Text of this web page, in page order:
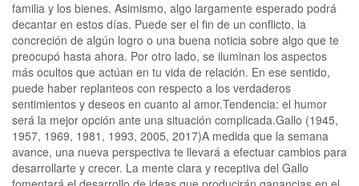
familia y los bienes. Asimismo, algo largamente esperado podrá
decantar en estos días. Puede ser el fin de un conflicto, la
concreción de algún logro o una buena noticia sobre algo que te
preocupó hasta ahora. Por otro lado, se iluminan los aspectos
más ocultos que actúan en tu vida de relación. En ese sentido,
puede haber replanteos con respecto a los verdaderos
sentimientos y deseos en cuanto al amor.Tendencia: el humor
será la mejor opción ante una situación complicada.Gallo (1945,
1957, 1969, 1981, 1993, 2005, 2017)A medida que la semana
avance, una nueva perspectiva te llevará a efectuar cambios para
desarrollarte y crecer. La mente clara y receptiva del Gallo